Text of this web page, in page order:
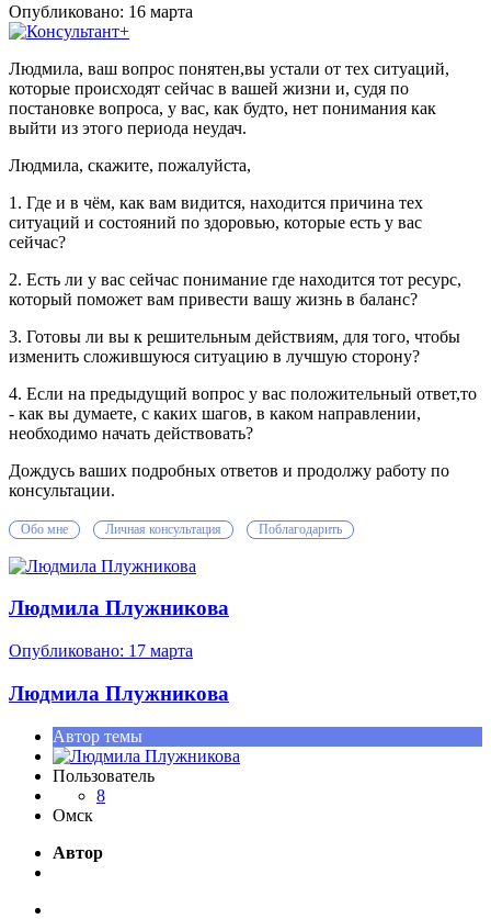
Опубликовано: 16 марта
Людмила, ваш вопрос понятен,вы устали от тех ситуаций,
которые происходят сейчас в вашей жизни и, судя по
постановке вопроса, у вас, как будто, нет понимания как
выйти из этого периода неудач.
Людмила, скажите, пожалуйста,
1. Где и в чём, как вам видится, находится причина тех
ситуаций и состояний по здоровью, которые есть у вас
сейчас?
2. Есть ли у вас сейчас понимание где находится тот ресурс,
который поможет вам привести вашу жизнь в баланс?
3. Готовы ли вы к решительным действиям, для того, чтобы
изменить сложившуюся ситуацию в лучшую сторону?
4. Если на предыдущий вопрос у вас положительный ответ,то
- как вы думаете, с каких шагов, в каком направлении,
необходимо начать действовать?
Дождусь ваших подробных ответов и продолжу работу по
консультации.
Обо мне Личная консультация Поблагодарить
Людмила Плужникова
Опубликовано: 17 марта
Людмила Плужникова
Автор темы
Пользователь
8
Омск
Автор